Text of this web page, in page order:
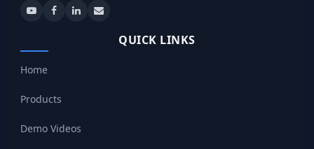
QUICK LINKS
Home
Products
Demo Videos